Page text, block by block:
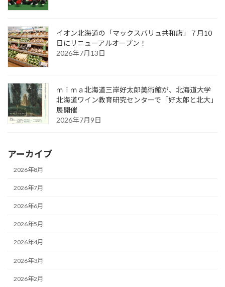
イオン北海道の「マックスバリュ共和店」７月10
日にリニューアルオープン！
2026年7月13日
ｍｉｍａ北海道三岸好太郎美術館が、北海道大学
北海道ワイン教育研究センターで「好太郎と北大」
展開催
2026年7月9日
アーカイブ
2026年8月
2026年7月
2026年6月
2026年5月
2026年4月
2026年3月
2026年2月